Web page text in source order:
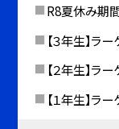
R8夏休み期
【３年生】ラ
【２年生】ラ
【１年生】ラ